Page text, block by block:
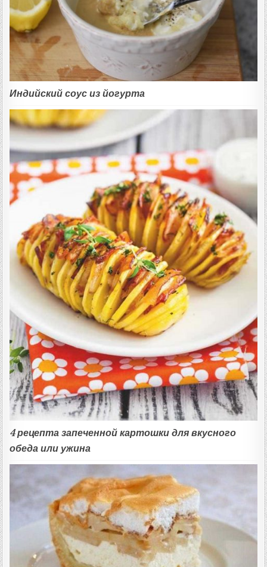
Индийский соус из йогурта
4 рецепта запеченной картошки для вкусного
обеда или ужина